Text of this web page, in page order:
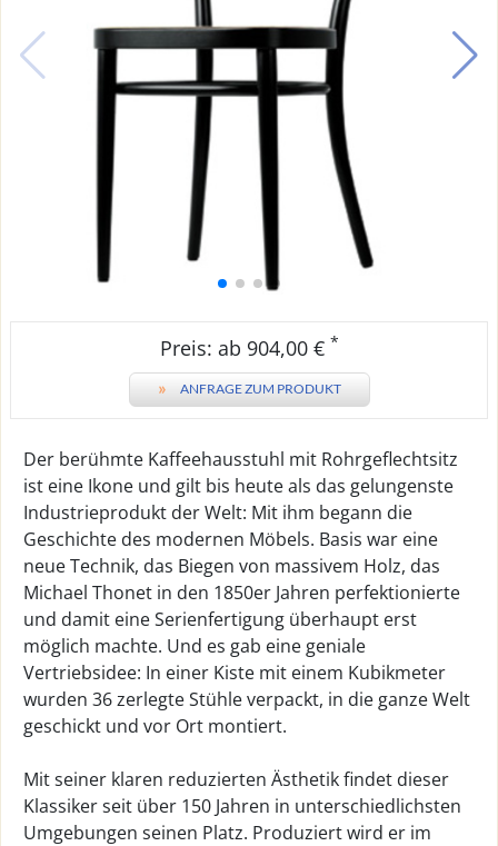
Preis: ab 904,00 € *
» ANFRAGE ZUM PRODUKT
Der berühmte Kaffeehausstuhl mit Rohrgeflechtsitz
ist eine Ikone und gilt bis heute als das gelungenste
Industrieprodukt der Welt: Mit ihm begann die
Geschichte des modernen Möbels. Basis war eine
neue Technik, das Biegen von massivem Holz, das
Michael Thonet in den 1850er Jahren perfektionierte
und damit eine Serienfertigung überhaupt erst
möglich machte. Und es gab eine geniale
Vertriebsidee: In einer Kiste mit einem Kubikmeter
wurden 36 zerlegte Stühle verpackt, in die ganze Welt
geschickt und vor Ort montiert.
Mit seiner klaren reduzierten Ästhetik findet dieser
Klassiker seit über 150 Jahren in unterschiedlichsten
Umgebungen seinen Platz. Produziert wird er im